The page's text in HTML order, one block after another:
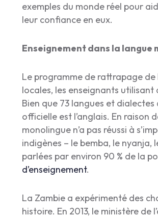
exemples du monde réel pour
leur confiance en eux.
Enseignement dans la langue
Le programme de rattrapage
locales, les enseignants
Bien que 73 langues et
officielle est l’anglais. En raison
monolingue n’a pas réussi à
indigènes – le bemba, le
parlées par environ 90 % de la
d’enseignement.
La Zambie a expérimenté des
histoire. En 2013, le ministère